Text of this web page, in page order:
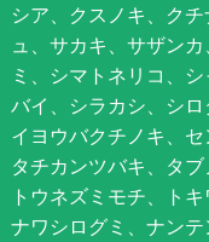
シア、クスノキ、ク
ュ、サカキ、サザン
ミ、シマトネリコ、
バイ、シラカシ、シ
イヨウバクチノキ、セ
タチカンツバキ、タ
トウネズミモチ、ト
ナワシログミ、ナン